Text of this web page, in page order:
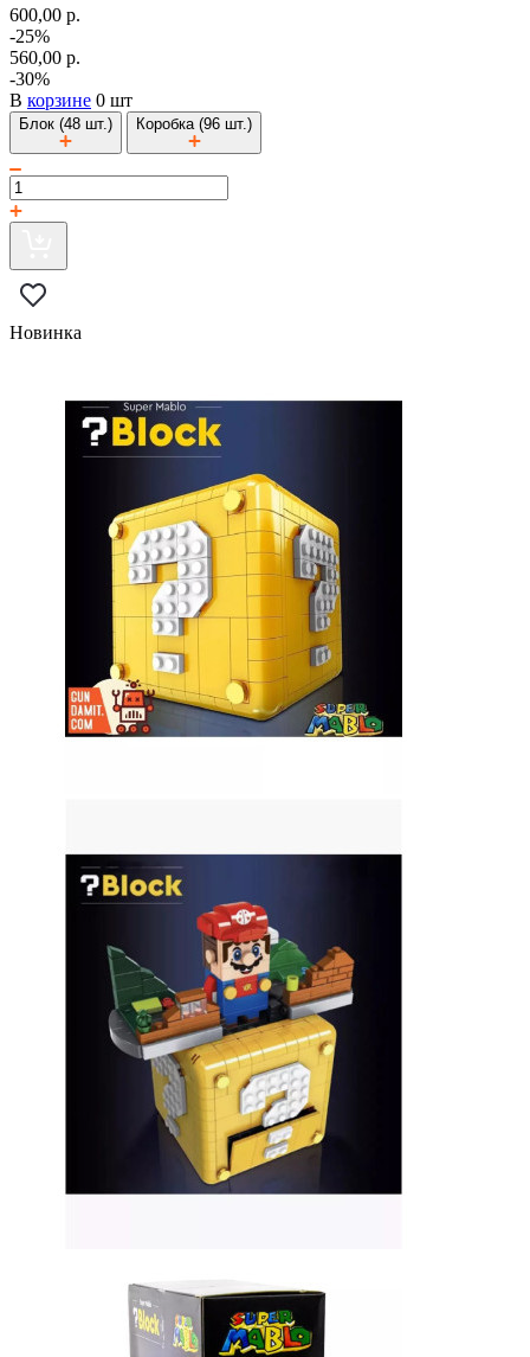
600,00 р.
-25%
560,00 р.
-30%
В корзине 0 шт
Блок (48 шт.) Коробка (96 шт.)
Новинка